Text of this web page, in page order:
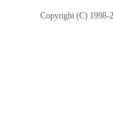
Copyright (C) 1998-